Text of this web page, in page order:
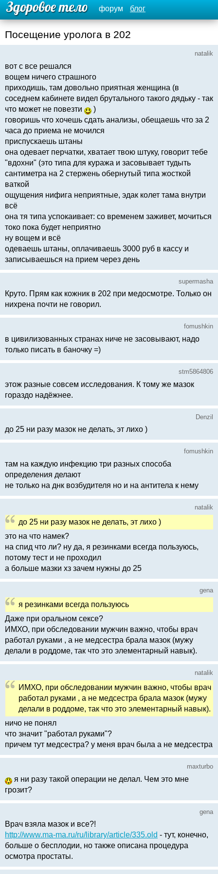
форум блог
Посещение уролога в 202
natalik
вот с все решался
вощем ничего страшного
приходишь, там довольно приятная женщина (в
соседнем кабинете видел брутального такого дядьку - так
что может не повезти
)
говоришь что хочешь сдать анализы, обещаешь что за 2
часа до приема не мочился
приспускаешь штаны
она одевает перчатки, хватает твою штуку, говорит тебе
"вдохни" (это типа для куража и засовывает тудыть
сантиметра на 2 стержень обернутый типа жосткой
ваткой
ощущения нифига неприятные, эдак колет тама внутри
всё
она тя типа успокаивает: со временем заживет, мочиться
токо пока будет неприятно
ну вощем и всё
одеваешь штаны, оплачиваешь 3000 руб в кассу и
записываешься на прием через день
supermasha
Круто. Прям как кожник в 202 при медосмотре. Только он
нихрена почти не говорил.
fomushkin
в цивилизованных странах ниче не засовывают, надо
только писать в баночку =)
stm5864806
этож разные совсем исследования. К тому же мазок
гораздо надёжнее.
Denzil
до 25 ни разу мазок не делать, эт лихо )
fomushkin
там на каждую инфекцию три разных способа
определения делают
не только на днк возбудителя но и на антитела к нему
natalik
до 25 ни разу мазок не делать, эт лихо )
это на что намек?
на спид что ли? ну да, я резинками всегда пользуюсь,
потому тест и не проходил
а больше мазки хз зачем нужны до 25
gena
я резинками всегда пользуюсь
Даже при оральном сексе?
ИМХО, при обследовании мужчин важно, чтобы врач
работал руками , а не медсестра брала мазок (мужу
делали в роддоме, так что это элементарный навык).
natalik
ИМХО, при обследовании мужчин важно, чтобы врач
работал руками , а не медсестра брала мазок (мужу
делали в роддоме, так что это элементарный навык).
ничо не понял
что значит "работал руками"?
причем тут медсестра? у меня врач была а не медсестра
maxturbo
я ни разу такой операции не делал. Чем это мне
грозит?
gena
Врач взяла мазок и все?!
http://www.ma-ma.ru/ru/library/article/335.old - тут, конечно,
больше о бесплодии, но также описана процедура
осмотра простаты.